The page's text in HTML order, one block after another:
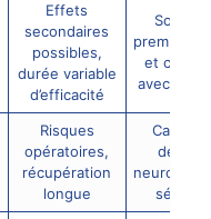
Effets
secondaires
possibles,
durée variable
d’efficacité
première
et
avec
Risques
opératoires,
récupération
longue
Cas
déficits
sévères